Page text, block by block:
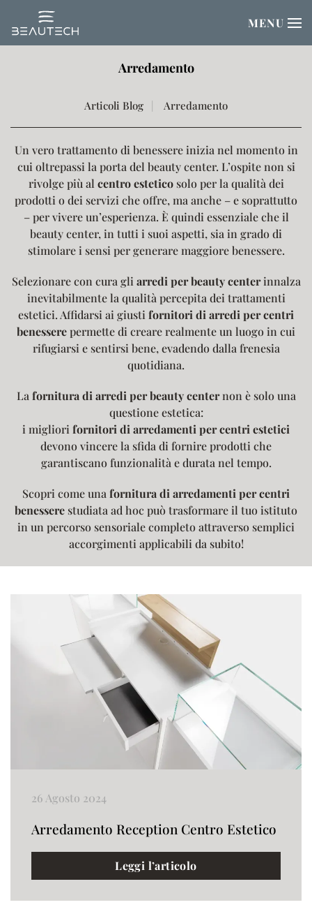
Passa al contenuto principale
MENU
Arredamento
Articoli Blog Arredamento
Un vero trattamento di benessere inizia nel momento in
cui oltrepassi la porta del beauty center. L’ospite non si
rivolge più al centro esteticosolo per la qualità dei
prodotti o dei servizi che offre, ma anche – e soprattutto
– per vivere un’esperienza. È quindi essenziale che il
beauty center, in tutti i suoi aspetti, sia in grado di
stimolare i sensi per generare maggiore benessere.
Selezionare con cura gli arredi per beauty centerinnalza
inevitabilmente la qualità percepita dei trattamenti
estetici. Affidarsi ai giusti fornitori di arredi per centri
benesserepermette di creare realmente un luogo in cui
rifugiarsi e sentirsi bene, evadendo dalla frenesia
quotidiana.
La fornitura di arredi per beauty centernon è solo una
questione estetica:
i migliori fornitori di arredamenti per centri estetici
devono vincere la sfida di fornire prodotti che
garantiscano funzionalità e durata nel tempo.
Scopri come una fornitura di arredamenti per centri
benessere studiata ad hoc può trasformare il tuo istituto
in un percorso sensoriale completo attraverso semplici
accorgimenti applicabili da subito!
26 Agosto 2024
Arredamento Reception Centro Estetico
Leggi l’articolo